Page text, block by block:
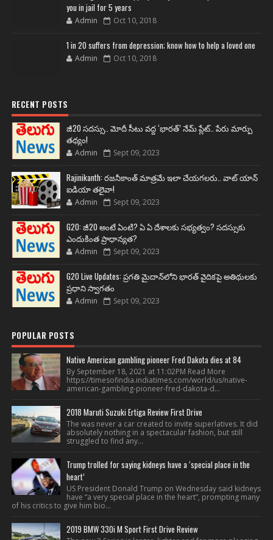
you in jail for 5 years
Admin Oct 10, 2018
1 in 20 suffers from depression; know how to help a loved one
Admin Oct 10, 2018
RECENT POSTS
జీ20 సదస్సు.. మోదీ సీటు వద్ద ‘భారత్’ నేమ్ ప్లేట్‌.. పేరు మార్పు
తథ్యం!
Admin Sept 09, 2023
Rajinikanth: రజనీకాంత్ మాత్రమే ఇలా చేయగలరు.. వాట్ యాన్
ఐడియా తలైవా!
Admin Sept 09, 2023
G20: జీ20 అంటే ఏంటి? ఏ ఏ దేశాలకు సభ్యత్వం? సదస్సుకు
ఎందుకింత ప్రాధాన్యత?
Admin Sept 09, 2023
G20 Live Updates: ప్రగతి మైదాన్‌లోని భారత్ వైదికపై అతిథులకు
ప్రధాని స్వాగతం
Admin Sept 09, 2023
POPULAR POSTS
Native American gambling pioneer Fred Dakota dies at 84
By September 18, 2021 at 11:02PM Read More
https://timesofindia.indiatimes.com/world/us/native-
american-gambling-pioneer-fred-dakota-d...
2018 Maruti Suzuki Ertiga Review First Drive
The was never a car created to invite superlatives. It did
absolutely nothing in a spectacular fashion, but still
struggled to find any...
Trump trolled for saying kidneys have a ‘special place in the
heart’
US President Donald Trump on Wednesday said kidneys
have “a very special place in the heart”, prompting many
of his critics to give him bio...
2019 BMW 330i M Sport First Drive Review